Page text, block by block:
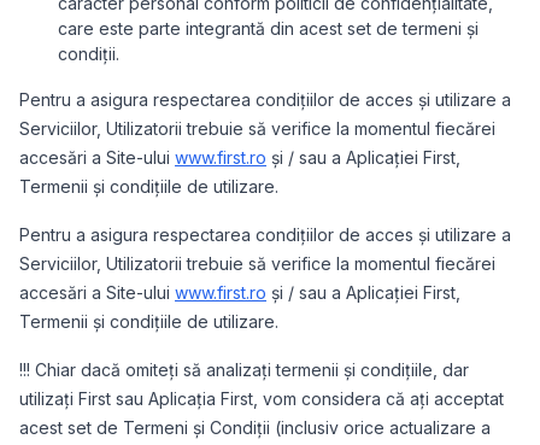
care este parte integrantă din acest set de termeni și
condiții.
Pentru a asigura respectarea condițiilor de acces și utilizare a
Serviciilor, Utilizatorii trebuie să verifice la momentul fiecărei
accesări a Site-ului www.first.ro și / sau a Aplicației First,
Termenii și condițiile de utilizare.
Pentru a asigura respectarea condițiilor de acces și utilizare a
Serviciilor, Utilizatorii trebuie să verifice la momentul fiecărei
accesări a Site-ului www.first.ro și / sau a Aplicației First,
Termenii și condițiile de utilizare.
!!! Chiar dacă omiteți să analizați termenii și condițiile, dar
utilizați First sau Aplicația First, vom considera că ați acceptat
acest set de Termeni și Condiții (inclusiv orice actualizare a